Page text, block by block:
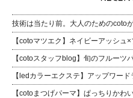
技術は当たり前。大人のためのcoto
【cotoマツエク】ネイビーアッシュ
【cotoスタッフblog】旬のフルー
【ledカラーエクステ】アップワー
【cotoまつげパーマ】ぱっちりか